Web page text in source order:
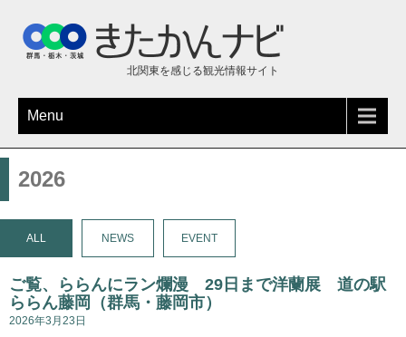
北関東を感じる観光情報サイト
Menu
2026
ALL NEWS EVENT
ご覧、ららんにラン爛漫 29日まで洋蘭展 道の駅
ららん藤岡（群馬・藤岡市）
2026年3月23日